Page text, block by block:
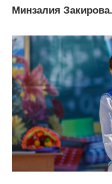
Минзалия Закирова.